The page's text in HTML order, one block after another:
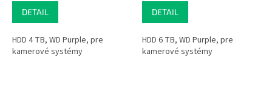
DETAIL
HDD 4 TB, WD Purple, pre
kamerové systémy
DETAIL
HDD 6 TB, WD Purple, pre
kamerové systémy